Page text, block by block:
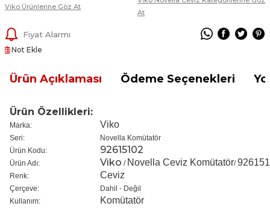
Viko Ürünlerine Göz At
At
Fiyat Alarmı
Not Ekle
Ürün Açıklaması Ödeme Seçenekleri
Ürün Özellikleri:
Marka: Viko
Seri:
Novella Komütatör
Ürün Kodu:
92615102
Ürün Adı: Viko / Novella Ceviz Komütatör/
Renk: Ceviz
Çerçeve:
Dahil - Değil
Kullanım:
Komütatör